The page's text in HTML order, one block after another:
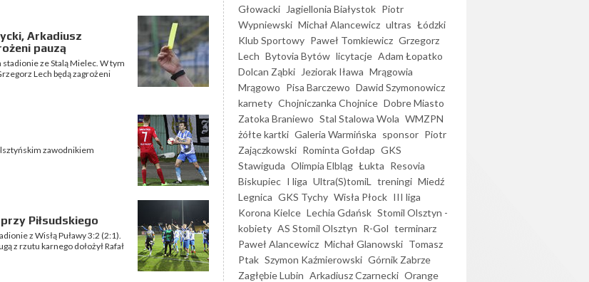
Arkadiusz
pauzą
ze Stalą Mielec. W tym
Lech będą zagrożeni
zawodnikiem
Piłsudskiego
z Wisłą Puławy 3:2 (2:1).
z rzutu karnego dołożył Rafał
Głowacki
Jagiellonia Białystok Piotr
Wypniewski Michał Alancewicz ultras Łódzki
Klub Sportowy Paweł Tomkiewicz Grzegorz
Lech Bytovia Bytów licytacje Adam Łopatko
Dolcan Ząbki
Jeziorak Iława Mrągowia
Mrągowo Pisa Barczewo Dawid Szymonowicz
karnety Chojniczanka Chojnice Dobre Miasto
Zatoka Braniewo Stal Stalowa Wola WMZPN
żółte kartki Galeria Warmińska sponsor Piotr
Zajączkowski Rominta Gołdap GKS
Stawiguda Olimpia Elbląg Łukta Resovia
Biskupiec I liga Ultra(S)tomiL treningi Miedź
Legnica GKS Tychy Wisła Płock III liga
Korona Kielce Lechia Gdańsk Stomil Olsztyn -
kobiety AS Stomil Olsztyn R-Gol terminarz
Paweł Alancewicz Michał Glanowski Tomasz
Ptak Szymon Kaźmierowski Górnik Zabrze
Zagłębie Lubin Arkadiusz Czarnecki Orange